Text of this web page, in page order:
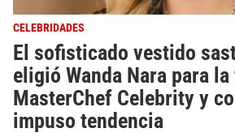
CELEBRIDADES
El sofisticado vestido
eligió Wanda Nara para
MasterChef Celebrity y
impuso tendencia